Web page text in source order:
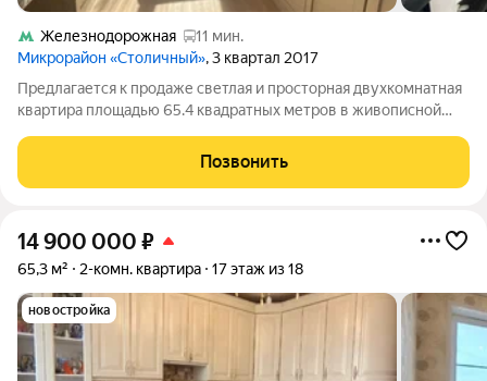
Железнодорожная
11 мин.
Микрорайон «Столичный», 3 квартал 2017
Предлагается к продаже светлая и просторная двухкомнатная
квартира площадью 65.4 квадратных метров в живописной
дом №10. Расположена она на шестом этаже современного
монолитного дома,
Позвонить
14 900 000 ₽
65,3 м² 2-комн. квартира 17 этаж из 18
новостройка